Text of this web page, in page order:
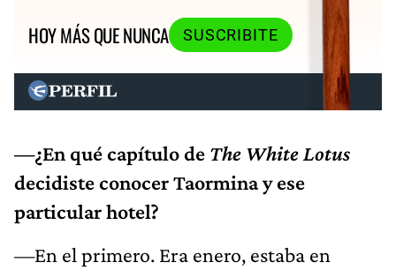
HOY MÁS QUE NUNCA
SUSCRIBITE
—¿En qué capítulo de The White Lotus
decidiste conocer Taormina y ese
particular hotel?
—En el primero. Era enero, estaba en